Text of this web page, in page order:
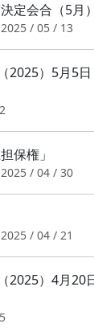
定会合（5月）
2025 / 05 / 13
）5月5日
保権」
2025 / 04 / 30
2025 / 04 / 21
）4月20